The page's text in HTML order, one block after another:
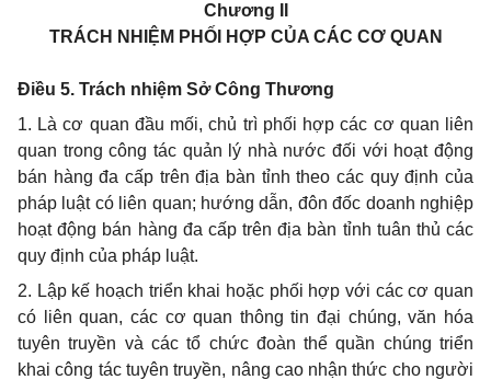
Chương II
TRÁCH NHIỆM PHỐI HỢP CỦA CÁC CƠ QUAN
Điều 5. Trách nhiệm Sở Công Thương
1. Là cơ quan đầu mối, chủ trì phối hợp các cơ quan liên
quan trong công tác quản lý nhà nước đối với hoạt động
bán hàng đa cấp trên địa bàn tỉnh theo các quy định của
pháp luật có liên quan; hướng dẫn, đôn đốc doanh nghiệp
hoạt động bán hàng đa cấp trên địa bàn tỉnh tuân thủ các
quy định của pháp luật.
2. Lập kế hoạch triển khai hoặc phối hợp với các cơ quan
có liên quan, các cơ quan thông tin đại chúng, văn hóa
tuyên truyền và các tổ chức đoàn thể quần chúng triển
khai công tác tuyên truyền, nâng cao nhận thức cho người